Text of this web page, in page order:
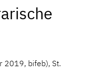
2019, bifeb), St.